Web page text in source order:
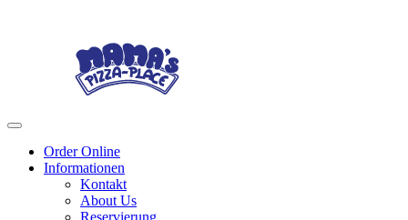
Menu
Order Online
Informationen
Kontakt
About Us